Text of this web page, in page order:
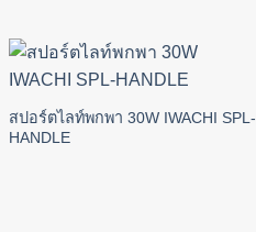
สปอร์ตไลท์พกพา 30W IWACHI SPL-
HANDLE